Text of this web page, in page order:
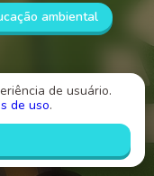
ambiental
de
de usuário.
de uso.